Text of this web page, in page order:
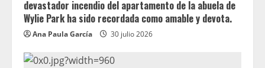
devastador incendio del apartamento de la abuela de
Wylie Park ha sido recordada como amable y devota.
Ana Paula García 30 julio 2026